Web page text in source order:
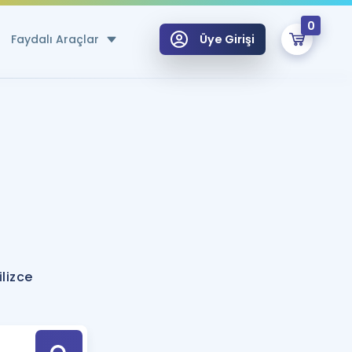
Faydalı Araçlar
Hesaplama Aracı
için Öneriler
Tek Takvimde
Üye Girişi
0